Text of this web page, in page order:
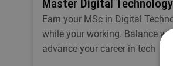
Master Digital
Earn your MSc in Digital
while your working. Balance
advance your career in tech